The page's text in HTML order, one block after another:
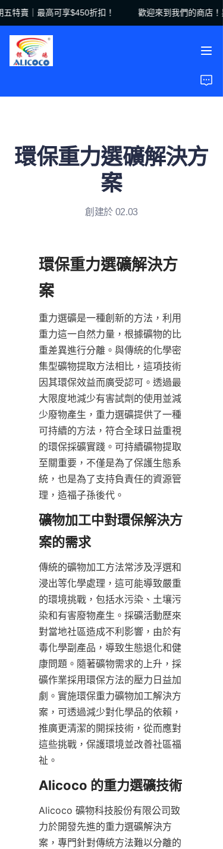
特賣｜最高可享$450折扣！
歡迎來到我們的商店
歡迎來到我們的商店！
環保重力選礦解決方
案
創建於 02.03
環保重力選礦解決方
重力選礦是一種創新的方法，利用
重力這一自然力量，根據礦物的比
重差異進行分離。與傳統的化學密
集型礦物提取方法相比，這項技術
因其環保效益而廣受認可。透過最
大限度地減少有害試劑的使用並減
少廢物產生，重力選礦提供了一種
可持續的方法，符合全球日益重視
的環保採礦實踐。可持續礦物提取
至關重要，不僅是為了保護生態系
統，也是為了支持負責任的資源管
理，造福子孫後代。
礦物加工中對環保解決方
傳統的礦物加工方法常涉及浮選和
浸出等化學處理，這可能導致嚴重
的環境挑戰，包括水污染、土壤污
染和有害廢物產生。採礦活動歷來
對當地社區造成不利影響，由於有
毒化學副產品，導致生態退化和健
康問題。隨著礦物需求的上升，採
礦作業採用環保方法的壓力日益加
劇。實施環保重力礦物加工解決方
案，可透過減少對化學品的依賴，
推廣更清潔的開採技術，從而應對
這些挑戰，保護環境並改善社區福
祉。
Alicoco 礦物科技股份有限公司致
力於開發先進的重力選礦解決方
案，專門針對傳統方法難以分離的
首頁
產品
案例研究